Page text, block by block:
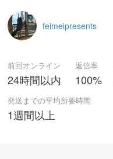
feimeipresents
前回オンライン
24時間以内
返信率
100%
発送までの平均所要時間
1週間以上